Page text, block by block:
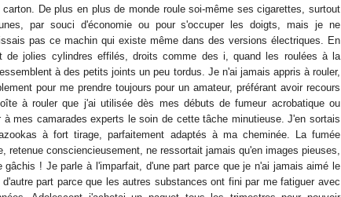
carton. De plus en plus de monde roule soi-même ses cigarettes, surtout
par souci d'économie ou pour s'occuper les doigts, mais je ne
pas ce machin qui existe même dans des versions électriques. En
de jolies cylindres effilés, droits comme des i, quand les roulées à la
à des petits joints un peu tordus. Je n'ai jamais appris à rouler,
pour me prendre toujours pour un amateur, préférant avoir recours
à rouler que j'ai utilisée dès mes débuts de fumeur acrobatique ou
à mes camarades experts le soin de cette tâche minutieuse. J'en sortais
à fort tirage, parfaitement adaptés à ma cheminée. La fumée
retenue consciencieusement, ne ressortait jamais qu'en images pieuses,
gâchis ! Je parle à l'imparfait, d'une part parce que je n'ai jamais aimé le
part parce que les autres substances ont fini par me fatiguer avec